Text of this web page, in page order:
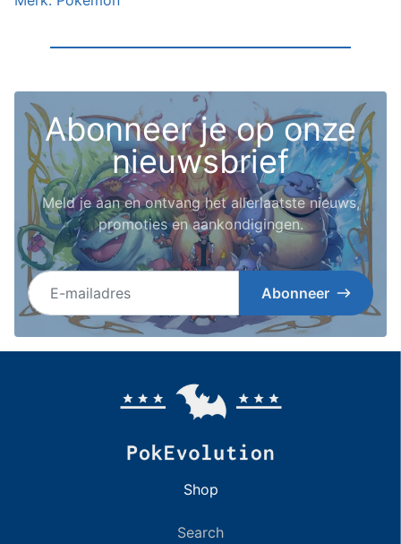
Abonneer je op onze
nieuwsbrief
Meld je aan en ontvang het allerlaatste nieuws,
promoties en aankondigingen.
E-mailadres
Abonneer
Shop
Search